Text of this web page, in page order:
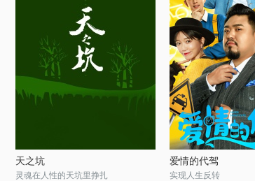
天之坑
灵魂在人性的天坑里挣扎
爱情的代驾
实现人生反转